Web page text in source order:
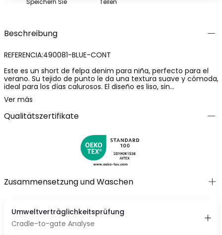
Beschreibung
REFERENCIA:490081-BLUE-CONT
Este es un short de felpa denim para niña, perfecto para el
verano. Su tejido de punto le da una textura suave y cómoda,
ideal para los días calurosos. El diseño es liso, sin
decoraciones, lo que lo hace fácil de combinar con cualquier
prenda. Viene en un atractivo color azul que evoca el cielo de
verano. El cierre es de botón, sencillo y seguro. Las tallas
disponibles van desde los 4 meses hasta los 16 años,
opción versátil y fresca para el guardarropa de cualquier
Ver más
Qualitätszertifikate
Zusammensetzung und Waschen